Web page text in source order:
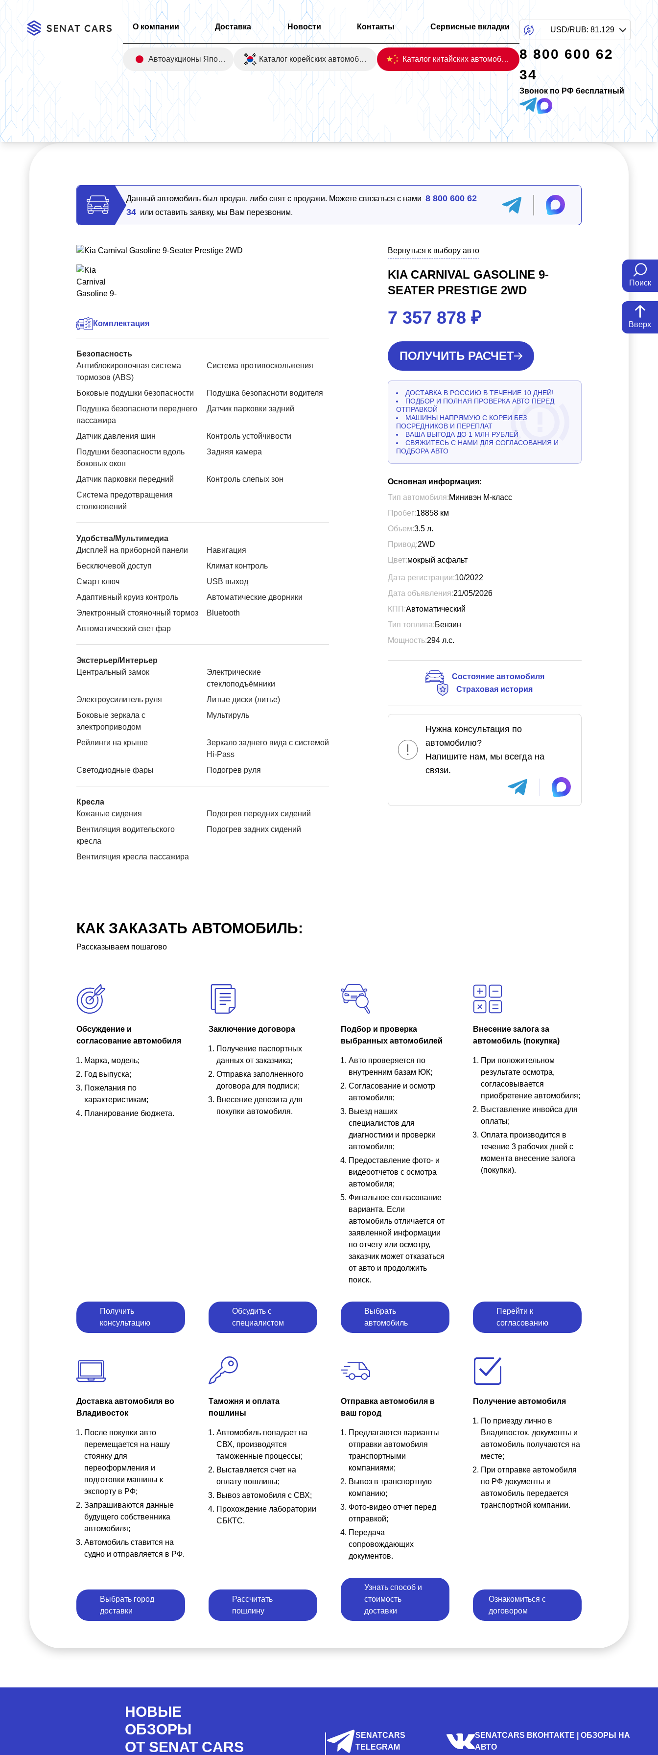
Поиск
Вверх
О компании Доставка Новости Контакты Сервисные вкладки
Автоаукционы Японии Каталог корейских автомобилей Каталог китайских автомобилей
USD/RUB: 81.129
8 800 600 62
34
Звонок по РФ бесплатный
Главная/Каталог Kia Carnival Gasoline 9-Seater Prestige 2WD
Данный автомобиль был продан, либо снят с продажи. Можете связаться с нами 8 800 600 62
34 или оставить заявку, мы Вам перезвоним.
Комплектация
Безопасность
Антиблокировочная система
тормозов (ABS)
Система противоскольжения
Боковые подушки безопасности
Подушка безопасноти водителя
Подушка безопасноти переднего
пассажира
Датчик парковки задний
Датчик давления шин
Контроль устойчивости
Подушки безопасности вдоль
боковых окон
Задняя камера
Датчик парковки передний
Контроль слепых зон
Система предотвращения
столкновений
Удобства/Мультимедиа
Дисплей на приборной панели
Навигация
Бесключевой доступ
Климат контроль
Смарт ключ
USB выход
Адаптивный круиз контроль
Автоматические дворники
Электронный стояночный тормоз
Bluetooth
Автоматический свет фар
Экстерьер/Интерьер
Центральный замок
Электрические
стеклоподъёмники
Электроусилитель руля
Литые диски (литье)
Боковые зеркала с
электроприводом
Мультируль
Рейлинги на крыше
Зеркало заднего вида с системой
Hi-Pass
Светодиодные фары
Подогрев руля
Кресла
Кожаные сидения
Подогрев передних сидений
Вентиляция водительского
кресла
Подогрев задних сидений
Вентиляция кресла пассажира
Вернуться к выбору авто
KIA CARNIVAL GASOLINE 9-
SEATER PRESTIGE 2WD
7 357 878 ₽
ПОЛУЧИТЬ РАСЧЕТ
ДОСТАВКА В РОССИЮ В ТЕЧЕНИЕ 10 ДНЕЙ!
ПОДБОР И ПОЛНАЯ ПРОВЕРКА АВТО ПЕРЕД
ОТПРАВКОЙ
МАШИНЫ НАПРЯМУЮ С КОРЕИ БЕЗ
ПОСРЕДНИКОВ И ПЕРЕПЛАТ
ВАША ВЫГОДА ДО 1 МЛН РУБЛЕЙ
СВЯЖИТЕСЬ С НАМИ ДЛЯ СОГЛАСОВАНИЯ И
ПОДБОРА АВТО
Основная информация:
Тип автомобиля:Минивэн М-класс
Пробег:18858 км
Объем:3.5 л.
Привод:2WD
Цвет:мокрый асфальт
Дата регистрации:10/2022
Дата объявления:21/05/2026
КПП:Автоматический
Тип топлива:Бензин
Мощность:294 л.с.
Состояние автомобиля
Страховая история
Нужна консультация по
автомобилю?
Напишите нам, мы всегда на
связи.
КАК ЗАКАЗАТЬ АВТОМОБИЛЬ:
Рассказываем пошагово
Обсуждение и
согласование автомобиля
Марка, модель;
Год выпуска;
Пожелания по
характеристикам;
Планирование бюджета.
Получить
консультацию
Заключение договора
Получение паспортных
данных от заказчика;
Отправка заполненного
договора для подписи;
Внесение депозита для
покупки автомобиля.
Обсудить с
специалистом
Подбор и проверка
выбранных автомобилей
Авто проверяется по
внутренним базам ЮК;
Согласование и осмотр
автомобиля;
Выезд наших
специалистов для
диагностики и проверки
автомобиля;
Предоставление фото- и
видеоотчетов с осмотра
автомобиля;
Финальное согласование
варианта. Если
автомобиль отличается от
заявленной информации
по отчету или осмотру,
заказчик может отказаться
от авто и продолжить
поиск.
Выбрать
автомобиль
Внесение залога за
автомобиль (покупка)
При положительном
результате осмотра,
согласовывается
приобретение автомобиля;
Выставление инвойса для
оплаты;
Оплата производится в
течение 3 рабочих дней с
момента внесение залога
(покупки).
Перейти к
согласованию
Доставка автомобиля во
Владивосток
После покупки авто
перемещается на нашу
стоянку для
переоформления и
подготовки машины к
экспорту в РФ;
Запрашиваются данные
будущего собственника
автомобиля;
Автомобиль ставится на
судно и отправляется в РФ.
Выбрать город
доставки
Таможня и оплата
пошлины
Автомобиль попадает на
СВХ, производятся
таможенные процессы;
Выставляется счет на
оплату пошлины;
Вывоз автомобиля с СВХ;
Прохождение лаборатории
СБКТС.
Рассчитать
пошлину
Отправка автомобиля в
ваш город
Предлагаются варианты
отправки автомобиля
транспортными
компаниями;
Вывоз в транспортную
компанию;
Фото-видео отчет перед
отправкой;
Передача
сопровождающих
документов.
Узнать способ и
стоимость
доставки
Получение автомобиля
По приезду лично в
Владивосток, документы и
автомобиль получаются на
месте;
При отправке автомобиля
по РФ документы и
автомобиль передается
транспортной компании.
Ознакомиться с
договором
НОВЫЕ
ОБЗОРЫ
ОТ SENAT CARS
SENATCARS
TELEGRAM
SENATCARS ВКОНТАКТЕ | ОБЗОРЫ НА
АВТО